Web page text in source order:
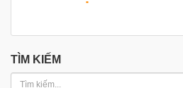
TÌM KIẾM